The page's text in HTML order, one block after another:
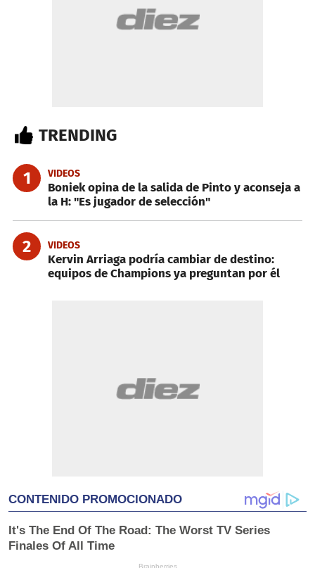
TRENDING
1 VIDEOS
Boniek opina de la salida de Pinto y aconseja a
la H: "Es jugador de selección"
2 VIDEOS
Kervin Arriaga podría cambiar de destino:
equipos de Champions ya preguntan por él